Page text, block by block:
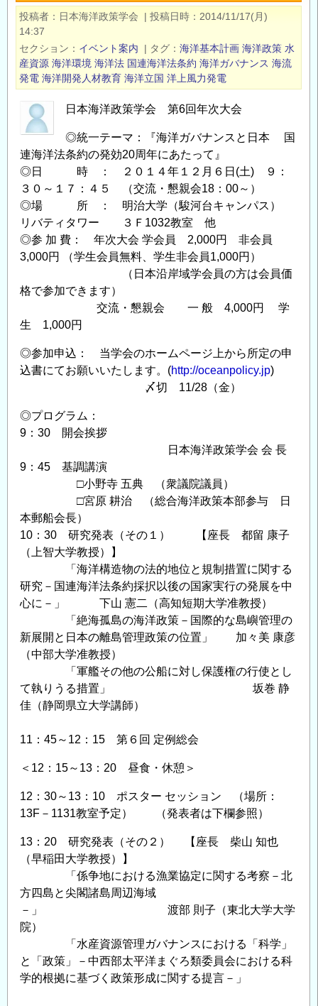
(土)
開
催
日
本
洋
政
策
学
会
第
８
回
年
大
開
の
ご
内
の
投稿者 日本海洋政策学会 | 投稿日時
2014/11/17(月)
14:37
セクション
イベント案内 | タグ 海洋基本計画 海洋政策 水
産資源 海洋環境 海洋法 国連海洋法条約 海洋ガバナンス 海流
発電 海洋開発人材教育 海洋立国 洋上風力発電
日本海洋政策学会 第6回年次大会
◎統一テーマ：『海洋ガバナンスと日本 国
連海洋法条約の発効20周年にあたって』
◎日 時 ： ２０１４年１２月６日(土) ９：
３０～１７：４５ （交流・懇親会18：00～）
◎場 所 ： 明治大学（駿河台キャンパス）
リバティタワー ３Ｆ1032教室 他
◎参 加 費： 年次大会 学会員 2,000円 非会員
3,000円 （学生会員無料、学生非会員1,000円）
（日本沿岸域学会員の方は会員価
格で参加できます）
交流・懇親会 一 般 4,000円 学
生 1,000円
◎参加申込： 当学会のホームページ上から所定の申
込書にてお願いいたします。(http://oceanpolicy.jp)
〆切 11/28（金）
◎プログラム：
9：30 開会挨拶
日本海洋政策学会 会 長
9：45 基調講演
□小野寺 五典 （衆議院議員）
□宮原 耕治 （総合海洋政策本部参与 日
本郵船会長）
10：30 研究発表（その１） 【座長 都留 康子
（上智大学教授）】
「海洋構造物の法的地位と規制措置に関する
研究－国連海洋法条約採択以後の国家実行の発展を中
心に－」 下山 憲二（高知短期大学准教授）
「絶海孤島の海洋政策－国際的な島嶼管理の
新展開と日本の離島管理政策の位置」 加々美 康彦
（中部大学准教授）
「軍艦その他の公船に対し保護権の行使とし
て執りうる措置」 坂巻 静
佳（静岡県立大学講師）
11：45～12：15 第６回 定例総会
＜12：15～13：20 昼食・休憩＞
12：30～13：10 ポスター セッション （場所：
13F－1131教室予定） （発表者は下欄参照）
13：20 研究発表（その２） 【座長 柴山 知也
（早稲田大学教授）】
「係争地における漁業協定に関する考察－北
方四島と尖閣諸島周辺海域
－」 渡部 則子（東北大学大学
院）
「水産資源管理ガバナンスにおける「科学」
と「政策」－中西部太平洋まぐろ類委員会における科
学的根拠に基づく政策形成に関する提言－」